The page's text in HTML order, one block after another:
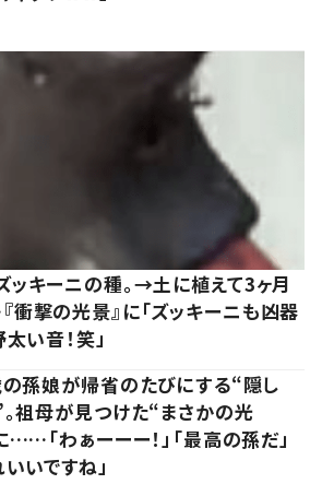
ッキーニの種。→土に植えて3ヶ月
撃の光景』に「ズッキーニも凶器
太い音！笑」
孫娘が帰省のたびにする“隠し
。祖母が見つけた“まさかの光
「わぁーーー！」「最高の孫だ」
いいですね」